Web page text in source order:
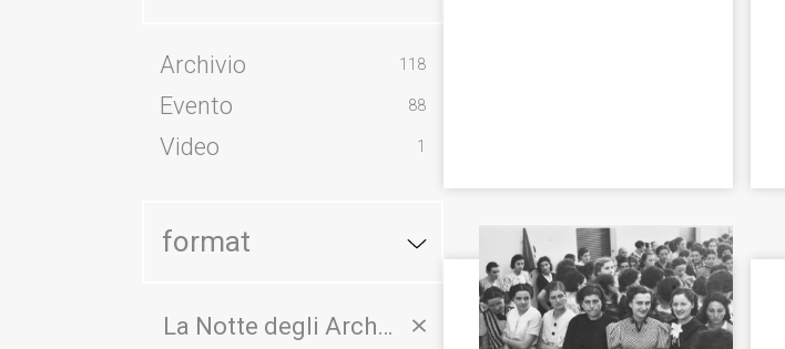
Archivio 118
Evento 88
Video 1
format
La Notte degli Archivi